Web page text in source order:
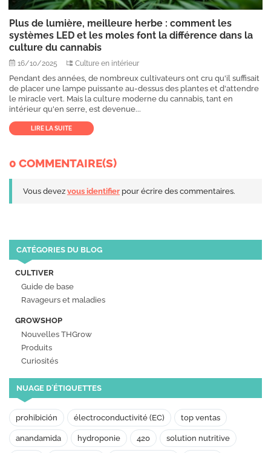
Plus de lumière, meilleure herbe : comment les
systèmes LED et les moles font la différence dans la
culture du cannabis
16/10/2025 Culture en intérieur
Pendant des années, de nombreux cultivateurs ont cru qu'il suffisait
de placer une lampe puissante au-dessus des plantes et d'attendre
le miracle vert. Mais la culture moderne du cannabis, tant en
intérieur qu'en serre, est devenue...
LIRE LA SUITE
0 COMMENTAIRE(S)
Vous devez vous identifier pour écrire des commentaires.
CATÉGORIES DU BLOG
CULTIVER
Guide de base
Ravageurs et maladies
GROWSHOP
Nouvelles THGrow
Produits
Curiosités
NUAGE D´ÉTIQUETTES
prohibición électroconductivité (EC) top ventas
anandamida hydroponie 420 solution nutritive